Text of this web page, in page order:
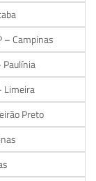
– Campinas
Paulínia
Limeira
Preto